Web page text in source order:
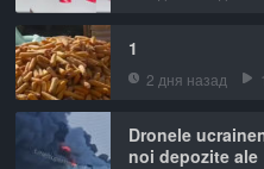
1
2 дня назад
Dronele
noi depozite ale